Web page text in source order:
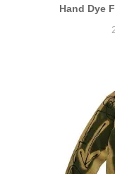
Hand Dye